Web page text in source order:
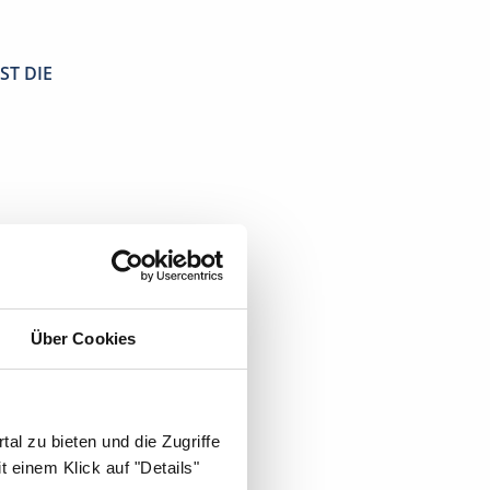
Über Cookies
zu bieten und die Zugriffe
einem Klick auf "Details"
DIE